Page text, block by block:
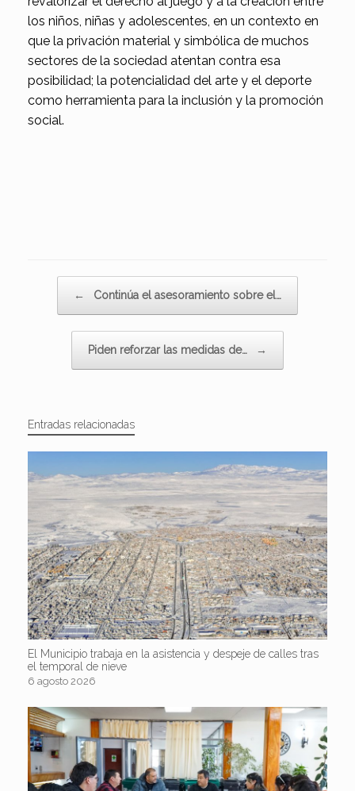
los niños, niñas y adolescentes, en un contexto en
que la privación material y simbólica de muchos
sectores de la sociedad atentan contra esa
posibilidad; la potencialidad del arte y el deporte
como herramienta para la inclusión y la promoción
social.
← Continúa el asesoramiento sobre el…
Piden reforzar las medidas de… →
Entradas relacionadas
El Municipio trabaja en la asistencia y despeje de calles tras
el temporal de nieve
6 agosto 2026